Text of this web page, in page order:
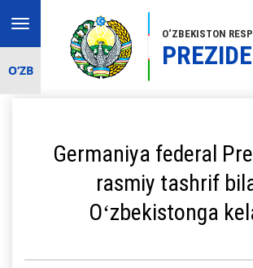
O‘ZBEKISTON
Toggle
navigation
O‘ZB
Germaniya federal
rasmiy tashrif
Oʻzbekistonga